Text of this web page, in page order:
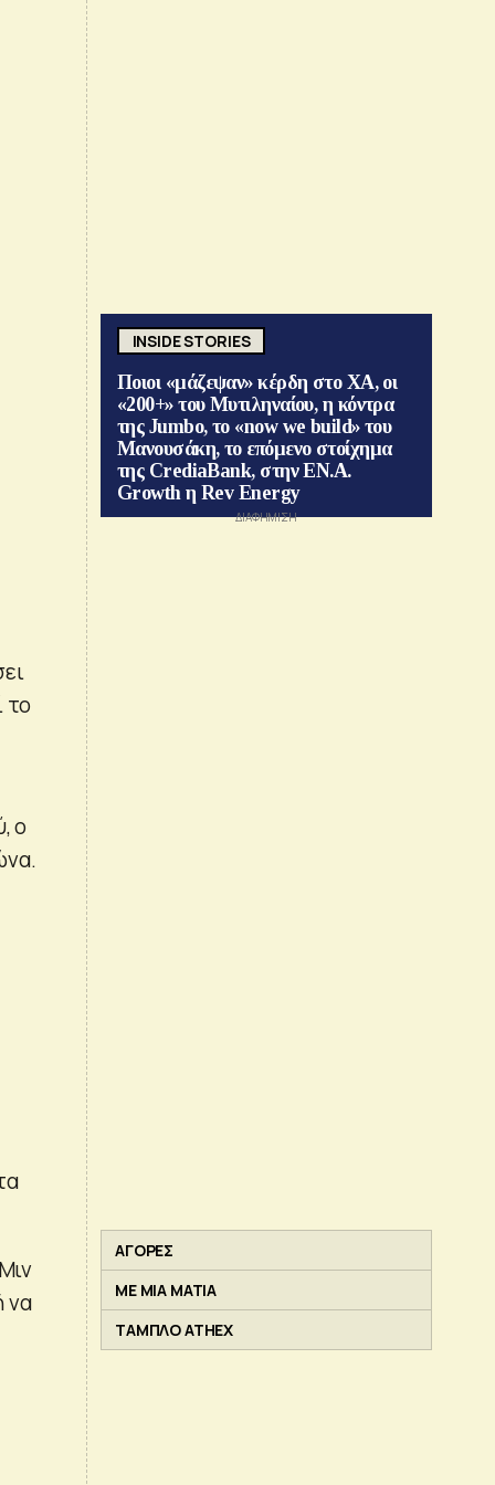
το
ο
να
INSIDE STORIES
Ποιοι «μάζεψαν» κέρδη στο ΧΑ, οι
«200+» του Μυτιληναίου, η κόντρα
της Jumbo, το «now we build» του
Μανουσάκη, το επόμενο στοίχημα
της CrediaBank, στην ΕΝ.Α.
Growth η Rev Energy
ΑΓΟΡΕΣ
ΜΕ ΜΙΑ ΜΑΤΙΑ
ΤΑΜΠΛΟ ATHEX